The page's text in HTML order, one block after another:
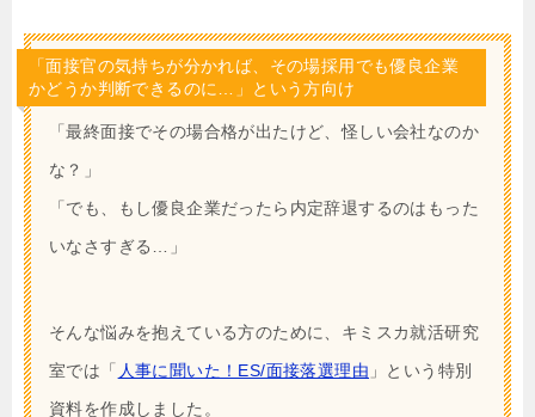
「面接官の気持ちが分かれば、その場採用でも優良企業
かどうか判断できるのに…」という方向け
「最終面接でその場合格が出たけど、怪しい会社なのか
な？」
「でも、もし優良企業だったら内定辞退するのはもった
いなさすぎる…」
そんな悩みを抱えている方のために、キミスカ就活研究
室では「 人事に聞いた！ES/面接落選理由 」という特別
資料を作成しました。